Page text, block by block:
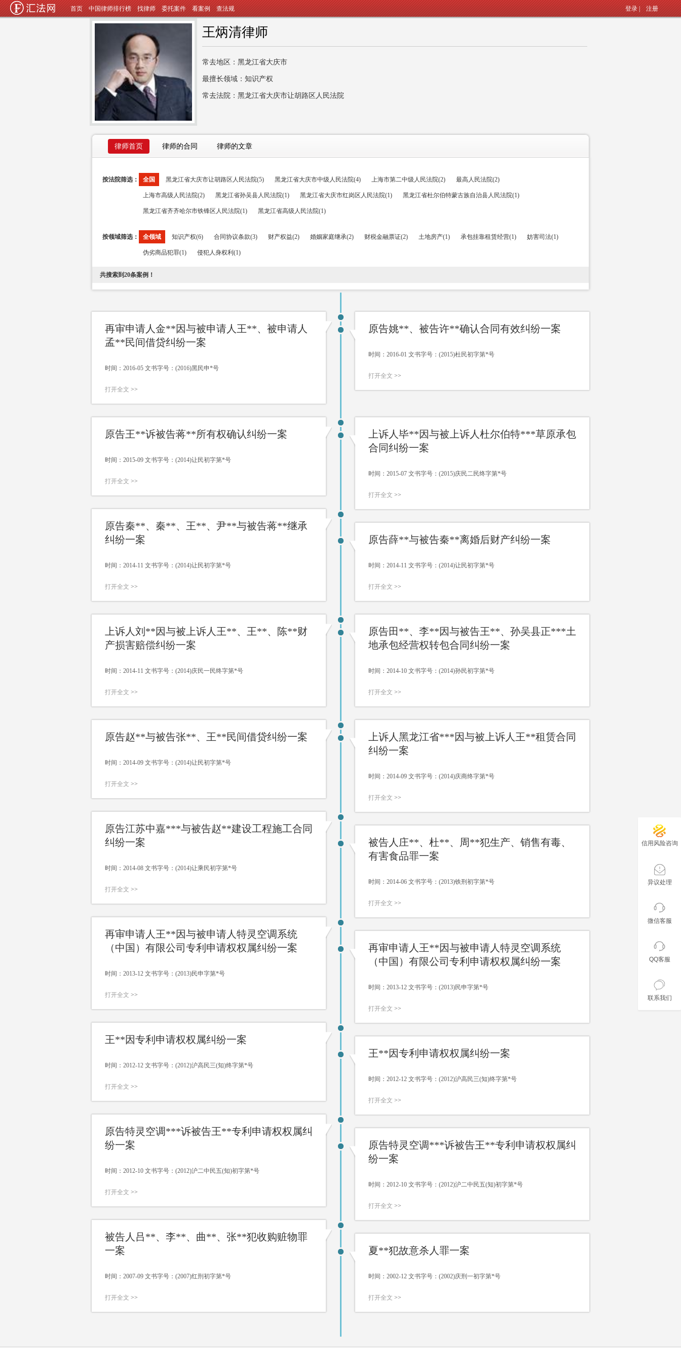
首页 中国律师排行榜 找律师 委托案件 看案例 查法规 登录| 注册
王炳清律师
常去地区：黑龙江省大庆市
最擅长领域：知识产权
常去法院：黑龙江省大庆市让胡路区人民法院
律师首页 律师的合同 律师的文章
按法院筛选： 全国 黑龙江省大庆市让胡路区人民法院(5) 黑龙江省大庆市中级人民法院(4) 上海市第二中级人民法院(2) 最高人民法院(2)
上海市高级人民法院(2) 黑龙江省孙吴县人民法院(1) 黑龙江省大庆市红岗区人民法院(1) 黑龙江省杜尔伯特蒙古族自治县人民法院(1)
黑龙江省齐齐哈尔市铁锋区人民法院(1) 黑龙江省高级人民法院(1)
按领域筛选： 全领域 知识产权(6) 合同协议条款(3) 财产权益(2) 婚姻家庭继承(2) 财税金融票证(2) 土地房产(1) 承包挂靠租赁经营(1) 妨害司法(1)
伪劣商品犯罪(1) 侵犯人身权利(1)
共搜索到20条案例！
再审申请人金**因与被申请人王**、被申请人
孟**民间借贷纠纷一案
时间：2016-05 文书字号：(2016)黑民申*号
打开全文 >>
原告姚**、被告许**确认合同有效纠纷一案
时间：2016-01 文书字号：(2015)杜民初字第*号
打开全文 >>
原告王**诉被告蒋**所有权确认纠纷一案
时间：2015-09 文书字号：(2014)让民初字第*号
打开全文 >>
上诉人毕**因与被上诉人杜尔伯特***草原承包
合同纠纷一案
时间：2015-07 文书字号：(2015)庆民二民终字第*号
打开全文 >>
原告秦**、秦**、王**、尹**与被告蒋**继承
纠纷一案
时间：2014-11 文书字号：(2014)让民初字第*号
打开全文 >>
原告薛**与被告秦**离婚后财产纠纷一案
时间：2014-11 文书字号：(2014)让民初字第*号
打开全文 >>
上诉人刘**因与被上诉人王**、王**、陈**财
产损害赔偿纠纷一案
时间：2014-11 文书字号：(2014)庆民一民终字第*号
打开全文 >>
原告田**、李**因与被告王**、孙吴县正***土
地承包经营权转包合同纠纷一案
时间：2014-10 文书字号：(2014)孙民初字第*号
打开全文 >>
原告赵**与被告张**、王**民间借贷纠纷一案
时间：2014-09 文书字号：(2014)让民初字第*号
打开全文 >>
上诉人黑龙江省***因与被上诉人王**租赁合同
纠纷一案
时间：2014-09 文书字号：(2014)庆商终字第*号
打开全文 >>
原告江苏中嘉***与被告赵**建设工程施工合同
纠纷一案
时间：2014-08 文书字号：(2014)让乘民初字第*号
打开全文 >>
被告人庄**、杜**、周**犯生产、销售有毒、
有害食品罪一案
时间：2014-06 文书字号：(2013)铁刑初字第*号
打开全文 >>
再审申请人王**因与被申请人特灵空调系统
（中国）有限公司专利申请权权属纠纷一案
时间：2013-12 文书字号：(2013)民申字第*号
打开全文 >>
再审申请人王**因与被申请人特灵空调系统
（中国）有限公司专利申请权权属纠纷一案
时间：2013-12 文书字号：(2013)民申字第*号
打开全文 >>
王**因专利申请权权属纠纷一案
时间：2012-12 文书字号：(2012)沪高民三(知)终字第*号
打开全文 >>
王**因专利申请权权属纠纷一案
时间：2012-12 文书字号：(2012)沪高民三(知)终字第*号
打开全文 >>
原告特灵空调***诉被告王**专利申请权权属纠
纷一案
时间：2012-10 文书字号：(2012)沪二中民五(知)初字第*号
打开全文 >>
原告特灵空调***诉被告王**专利申请权权属纠
纷一案
时间：2012-10 文书字号：(2012)沪二中民五(知)初字第*号
打开全文 >>
被告人吕**、李**、曲**、张**犯收购赃物罪
一案
时间：2007-09 文书字号：(2007)红刑初字第*号
打开全文 >>
夏**犯故意杀人罪一案
时间：2002-12 文书字号：(2002)庆刑一初字第*号
打开全文 >>
信用风险咨询
异议处理
微信客服
QQ客服
联系我们